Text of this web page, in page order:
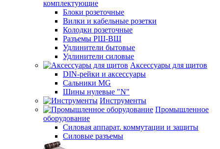
комплектующие
Блоки розеточные
Вилки и кабельные розетки
Колодки розеточные
Разъемы РШ-ВШ
Удлинители бытовые
Удлинители силовые
Аксессуары для щитов
DIN-рейки и аксессуары
Сальники MG
Шины нулевые "N"
Инструменты
Промышленное
оборудование
Силовая аппарат. коммутации и защиты
Силовые разъемы